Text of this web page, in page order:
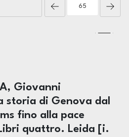
Giovanni
storia di Genova dal
fino alla pace
quattro. Leida [i.